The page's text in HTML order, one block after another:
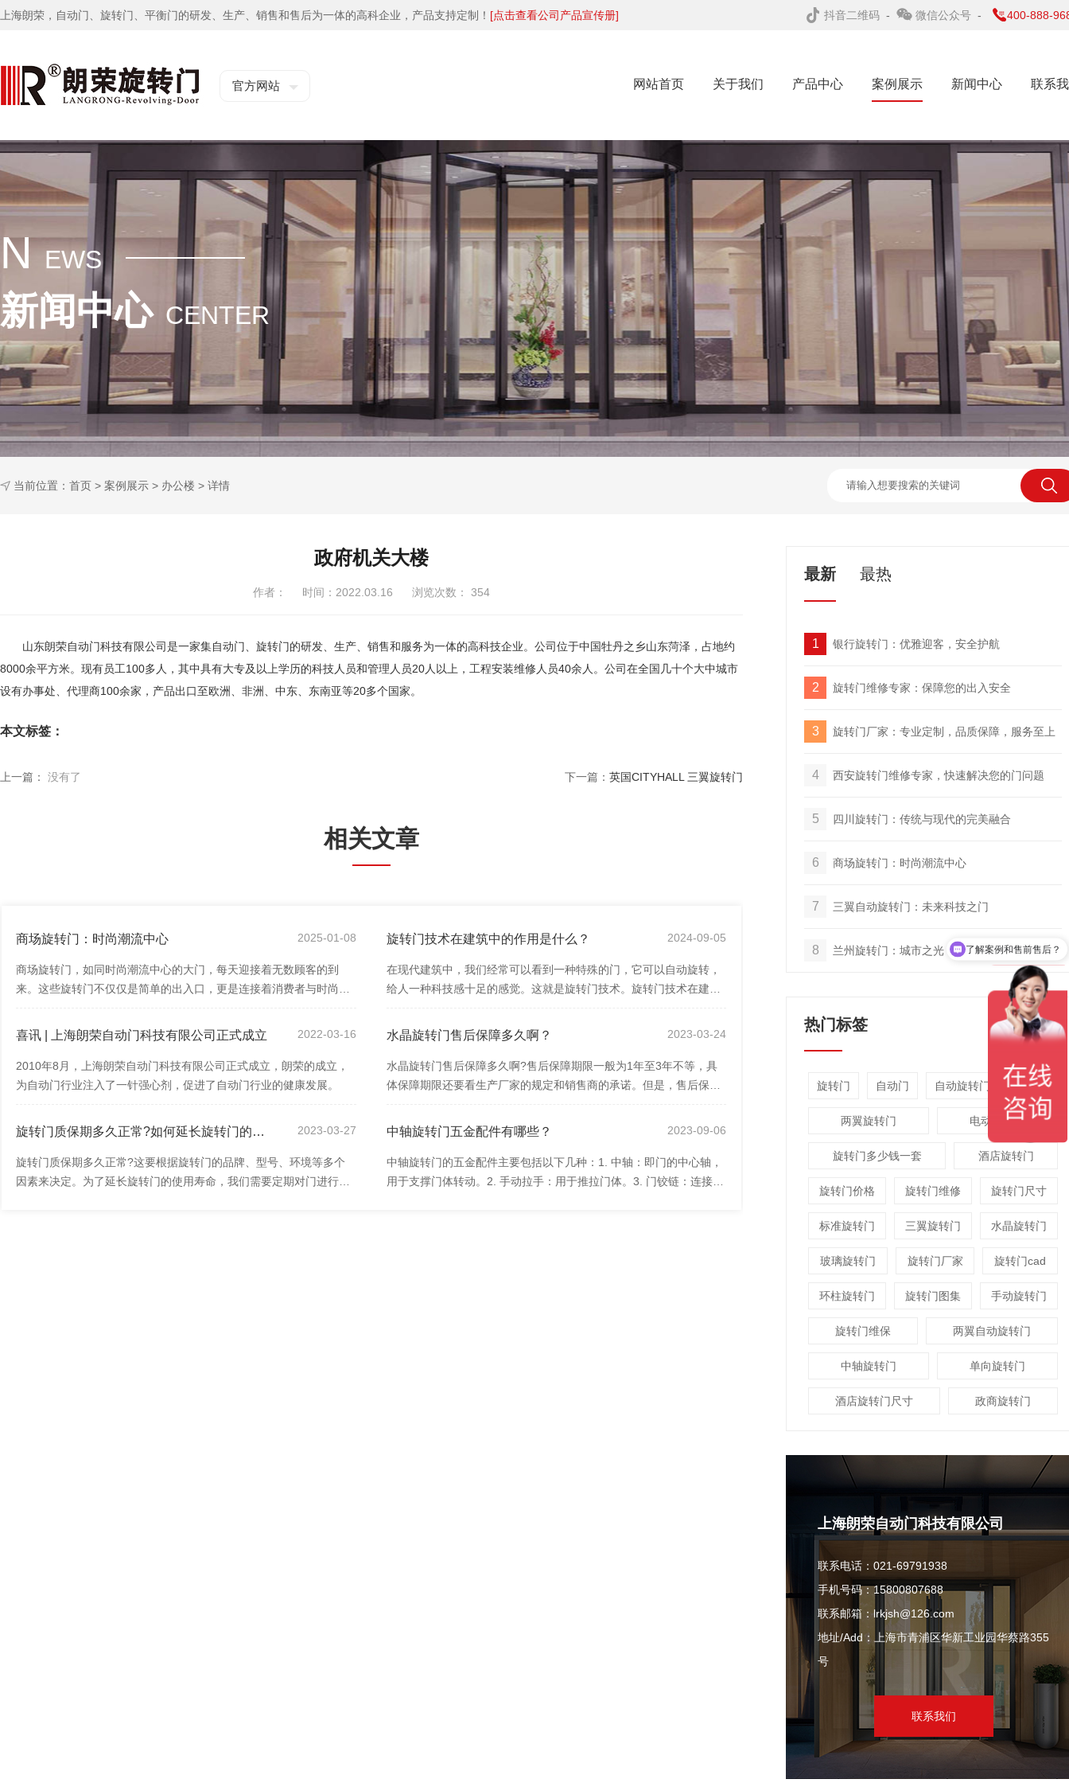
上海朗荣，自动门、旋转门、平衡门的研发、生产、销售和售后为一体的高科企业，产品支持定制！ [点击查看公司产品宣传册] 抖音二维码 - 微信公众号 - 400-888-
官方网站 网站首页 关于我们 产品中心 案例展示 新闻中心 联系
NEWS
新闻中心 CENTER
当前位置： 首页 > 案例展示 > 办公楼 > 详情
政府机关大楼
作者： 时间：2022.03.16 浏览次数： 354
山东朗荣自动门科技有限公司是一家集自动门、旋转门的研发、生产、销售和服务为一体的高科技企业。公司位于中国牡丹之乡山东菏泽，占地约
8000余平方米。现有员工100多人，其中具有大专及以上学历的科技人员和管理人员20人以上，工程安装维修人员40余人。公司在全国几十个大中城市
设有办事处、代理商100余家，产品出口至欧洲、非洲、中东、东南亚等20多个国家。
本文标签：
上一篇： 没有了 下一篇： 英国CITYHALL 三翼旋转门
相关文章
商场旋转门：时尚潮流中心 2025-01-08
商场旋转门，如同时尚潮流中心的大门，每天迎接着无数顾客的到
来。这些旋转门不仅仅是简单的出入口，更是连接着消费者与时尚潮
旋转门技术在建筑中的作用是什么？ 2024-09-05
在现代建筑中，我们经常可以看到一种特殊的门，它可以自动旋转，
给人一种科技感十足的感觉。这就是旋转门技术。旋转门技术在建筑
喜讯 | 上海朗荣自动门科技有限公司正式成立 2022-03-16
2010年8月，上海朗荣自动门科技有限公司正式成立，朗荣的成立，
为自动门行业注入了一针强心剂，促进了自动门行业的健康发展。
水晶旋转门售后保障多久啊？ 2023-03-24
水晶旋转门售后保障多久啊?售后保障期限一般为1年至3年不等，具
体保障期限还要看生产厂家的规定和销售商的承诺。但是，售后保障
旋转门质保期多久正常?如何延长旋转门的使用寿命? 2023-03-27
旋转门质保期多久正常?这要根据旋转门的品牌、型号、环境等多个
因素来决定。为了延长旋转门的使用寿命，我们需要定期对门进行维
中轴旋转门五金配件有哪些？ 2023-09-06
中轴旋转门的五金配件主要包括以下几种：1. 中轴：即门的中心轴，
用于支撑门体转动。2. 手动拉手：用于推拉门体。3. 门铰链：连接门
最新 最热
1 银行旋转门：优雅迎客，安全护航
2 旋转门维修专家：保障您的出入安全
3 旋转门厂家：专业定制，品质保障，服务至上
4 西安旋转门维修专家，快速解决您的门问题
5 四川旋转门：传统与现代的完美融合
6 商场旋转门：时尚潮流中心
7 三翼自动旋转门：未来科技之门
8 兰州旋转门：城市之光，历史之魂
热门标签
旋转门 自动门 自动旋转门 平衡门
两翼旋转门 电动旋转门
旋转门多少钱一套 酒店旋转门
旋转门价格 旋转门维修 旋转门尺寸
标准旋转门 三翼旋转门 水晶旋转门
玻璃旋转门 旋转门厂家 旋转门cad
环柱旋转门 旋转门图集 手动旋转门
旋转门维保 两翼自动旋转门
中轴旋转门 单向旋转门
酒店旋转门尺寸 政商旋转门
上海朗荣自动门科技有限公司
联系电话：021-69791938
手机号码：15800807688
联系邮箱：lrkjsh@126.com
地址/Add：上海市青浦区华新工业园华蔡路355
号
联系我们
现在有什么优惠活动？